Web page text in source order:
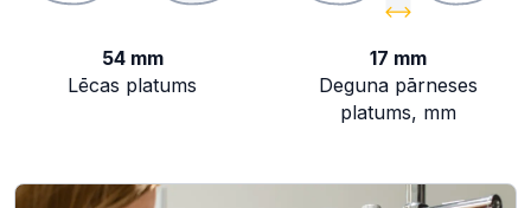
54 mm
Lēcas platums
17 mm
Deguna pārneses
platums, mm